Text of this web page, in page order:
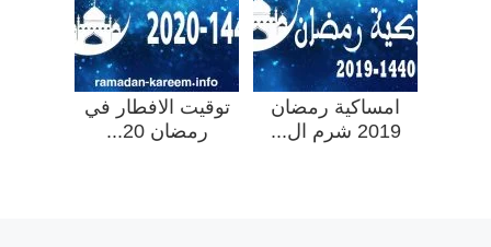
امساكية رمضان
2019 شرم ال...
توقيت الافطار في
رمضان 20...